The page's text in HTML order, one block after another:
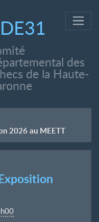
des
de la Haute-
2026 au MEETT